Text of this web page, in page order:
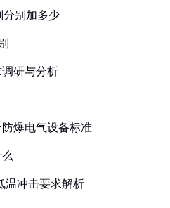
分别加多少
研与分析
爆电气设备标准
温冲击要求解析